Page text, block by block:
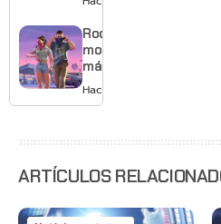
mejores
gráficos
y mucho
Mario
Rockstar
mostrará
más de
GTA 6 en
agosto
Hace 2 días
ARTÍCULOS